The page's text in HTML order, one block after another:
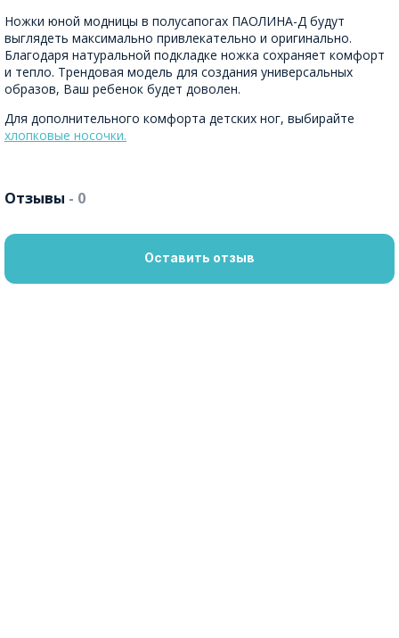
Ножки юной модницы в полусапогах ПАОЛИНА-Д будут
выглядеть максимально привлекательно и оригинально.
Благодаря натуральной подкладке ножка сохраняет комфорт
и тепло. Трендовая модель для создания универсальных
образов, Ваш ребенок будет доволен.
Для дополнительного комфорта детских ног, выбирайте
хлопковые носочки.
Отзывы - 0
Оставить отзыв